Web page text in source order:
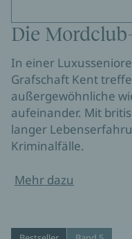
Die
In einer
Grafschaft Kent
außergewöhnliche
aufeinander. Mit
langer
Kriminalfälle.
Mehr dazu